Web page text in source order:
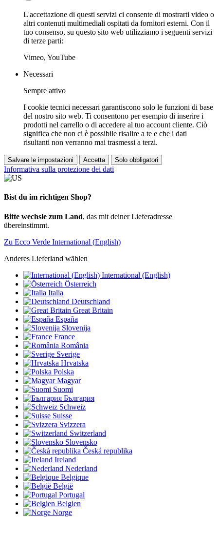
L'accettazione di questi servizi ci consente di mostrarti video o
altri contenuti multimediali ospitati da fornitori esterni. Con il
tuo consenso, su questo sito web utilizziamo i seguenti servizi
di terze parti:
Vimeo, YouTube
Necessari
Sempre attivo
I cookie tecnici necessari garantiscono solo le funzioni di base
del nostro sito web. Ti consentono per esempio di inserire i
prodotti nel carrello o di accedere al tuo account cliente. Ciò
significa che non ci è possibile risalire a te e che i dati
risultanti non verranno mai trasmessi a terzi.
Salvare le impostazioni Accetta Solo obbligatori
Informativa sulla protezione dei dati
Bist du im richtigen Shop?
Bitte wechsle zum Land, das mit deiner Lieferadresse
übereinstimmt.
Zu Ecco Verde International (English)
Anderes Lieferland wählen
International (English)
Österreich
Italia
Deutschland
Great Britain
España
Slovenija
France
România
Sverige
Hrvatska
Polska
Magyar
Suomi
България
Schweiz
Suisse
Svizzera
Switzerland
Slovensko
Česká republika
Ireland
Nederland
Belgique
België
Portugal
Belgien
Norge